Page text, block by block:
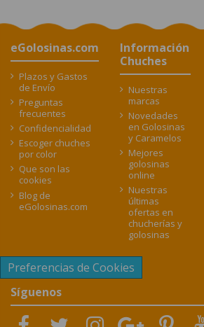
eGolosinas.com
Plazos y Gastos
de Envío
Preguntas
frecuentes
Confidencialidad
Escoger chuches
por color
Que son las
cookies
Blog de
eGolosinas.com
Información
Chuches
Nuestras
marcas
Novedades
en Golosinas
y Caramelos
Mejores
golosinas
online
Nuestras
últimas
ofertas en
chucherías y
golosinas
Preferencias de Cookies
Síguenos